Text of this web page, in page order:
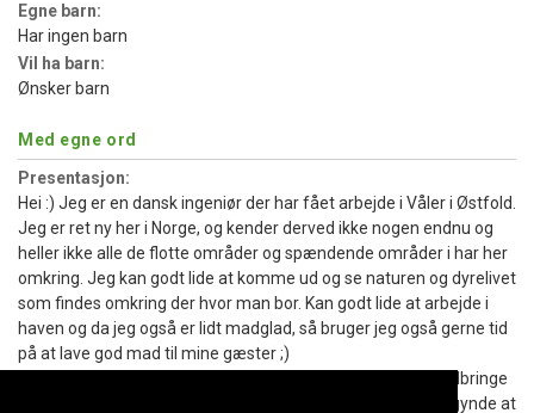
Egne barn:
Har ingen barn
Vil ha barn:
Ønsker barn
Med egne ord
Presentasjon:
Hei :) Jeg er en dansk ingeniør der har fået arbejde i Våler i Østfold.
Jeg er ret ny her i Norge, og kender derved ikke nogen endnu og
heller ikke alle de flotte områder og spændende områder i har her
omkring. Jeg kan godt lide at komme ud og se naturen og dyrelivet
som findes omkring der hvor man bor. Kan godt lide at arbejde i
haven og da jeg også er lidt madglad, så bruger jeg også gerne tid
på at lave god mad til mine gæster ;)
Her i starten søger jeg lidt forskelligt - En sød pige jeg kan tilbringe
meget tid med ;) og også gerne lidt venner, så man kan begynde at